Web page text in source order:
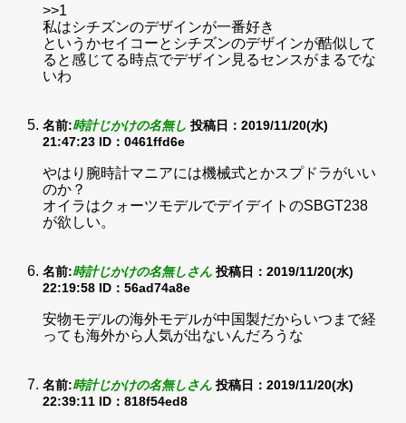
>>1
私はシチズンのデザインが一番好き
というかセイコーとシチズンのデザインが酷似して
ると感じてる時点でデザイン見るセンスがまるでな
いわ
名前:時計じかけの名無し 投稿日：2019/11/20(水)
21:47:23 ID：0461ffd6e
やはり腕時計マニアには機械式とかスプドラがいい
のか？
オイラはクォーツモデルでデイデイトのSBGT238
が欲しい。
名前:時計じかけの名無しさん 投稿日：2019/11/20(水)
22:19:58 ID：56ad74a8e
安物モデルの海外モデルが中国製だからいつまで経
っても海外から人気が出ないんだろうな
名前:時計じかけの名無しさん 投稿日：2019/11/20(水)
22:39:11 ID：818f54ed8